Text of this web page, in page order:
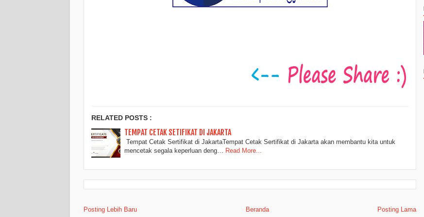
RELATED POSTS :
TEMPAT CETAK SETIFIKAT DI JAKARTA
Tempat Cetak Sertifikat di JakartaTempat Cetak Sertifikat di Jakarta akan membantu kita untuk
mencetak segala keperluan deng… Read More...
Posting Lebih Baru Posting Lama
Beranda